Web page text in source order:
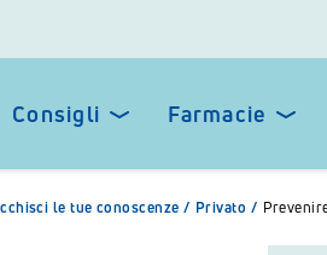
Consigli Farmacie
le tue conoscenze / Privato /